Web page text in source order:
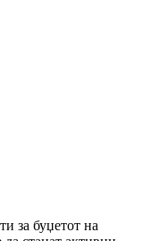
за буџетот на